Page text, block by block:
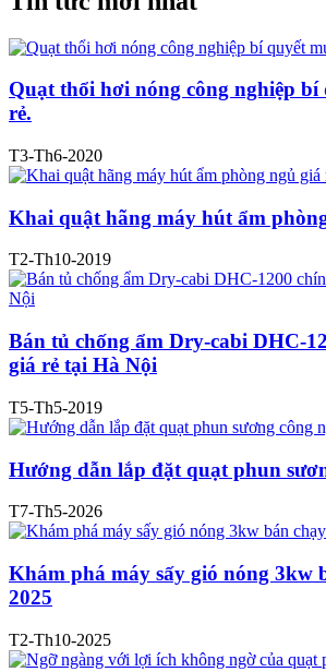
Quạt thổi hơi nóng công nghiệp bí
rẻ.
T3-Th6-2020
Khai quật hãng máy hút ẩm
T2-Th10-2019
Bán tủ chống ẩm Dry-cabi DHC-
giá rẻ tại Hà Nội
T5-Th5-2019
Hướng dẫn lắp đặt quạt phun
T7-Th5-2026
Khám phá máy sấy gió nóng 3kw
2025
T2-Th10-2025